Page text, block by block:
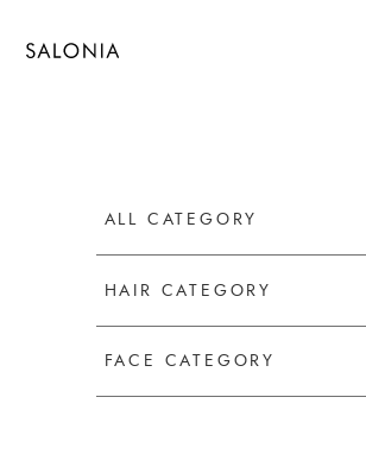
ALL CATEGORY
HAIR CATEGORY
FACE CATEGORY